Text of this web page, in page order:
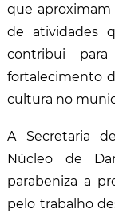
que aproximam
de atividades
contribui
fortalecimento
cultura no
A Secretaria
Núcleo de
parabeniza a
pelo trabalho